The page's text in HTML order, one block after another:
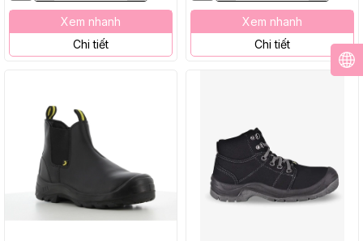
Xem nhanh
Chi tiết
Xem nhanh
Chi tiết